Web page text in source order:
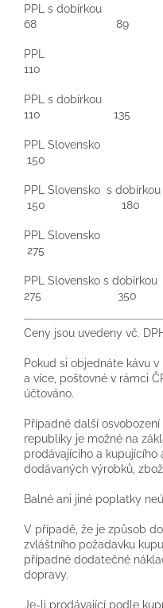
PPL s
68 89
PPL
110
PPL s
110 135
PPL
150
PPL Slovensko s
150 180
PPL
275
PPL Slovensko s
275 350
Ceny jsou uvedeny vč.
Pokud si objednáte kávu
a více, poštovné v rámci
účtováno.
Případné další
republiky je možné na
prodávajícího a kupujícího
dodávaných výrobků,
Balné ani jiné poplatky
V případě, že je způsob
zvláštního požadavku
případné dodatečné
dopravy.
Je-li prodávající podle